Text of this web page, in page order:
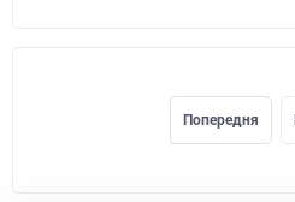
Попередня